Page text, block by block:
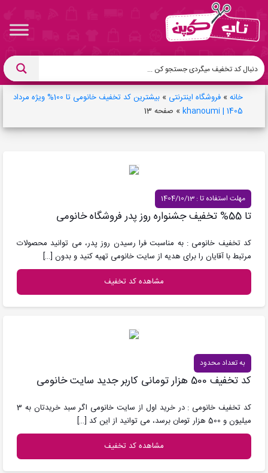
خانه» فروشگاه اینترنتی »
بیشترین کد تخفیف خانومی تا 100% ویژه مرداد
1405 | khanoumi
» صفحه 13
مهلت استفاده تا : 1404/10/13
تا 55% تخفیف جشنواره روز پدر فروشگاه خانومی
کد تخفیف خانومی : به مناسبت فرا رسیدن روز پدر، می توانید محصولات
مرتبط با آقایان را برای هدیه از سایت خانومی تهیه کنید و بدون […]
مشاهده کد تخفیف
به تعداد محدود
کد تخفیف 500 هزار تومانی کاربر جدید سایت خانومی
کد تخفیف خانومی : در خرید اول از سایت خانومی اگر سبد خریدتان به 3
میلیون و 500 هزار تومان برسد، می توانید از این کد
[…]
مشاهده کد تخفیف